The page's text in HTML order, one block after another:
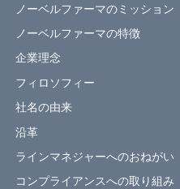
ノーベルファーマのミッション
ノーベルファーマの特徴
企業理念
フィロソフィー
社名の由来
沿革
ラインマネジャーへのおねがい
コンプライアンスへの取り組み